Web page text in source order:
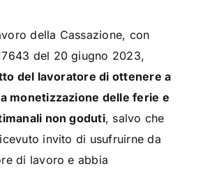
della Cassazione, con
del 20 giugno 2023,
del lavoratore di ottenere a
monetizzazione delle ferie e
non goduti, salvo che
invito di usufruirne da
di lavoro e abbia